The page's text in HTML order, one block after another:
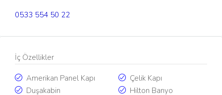
0533 554 50 22
İç Özellikler
Amerikan Panel Kapı
Çelik Kapı
Duşakabin
Hilton Banyo